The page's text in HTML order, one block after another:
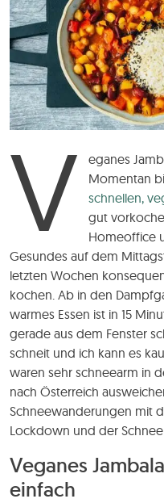
V
eganes
Momentan
schnellen,
gut
Homeoffice
Gesundes auf dem
letzten Wochen
kochen. Ab in den
warmes Essen ist in 15
gerade aus dem Fenster
schneit und ich kann es
waren sehr schneearm in
nach Österreich
Schneewanderungen mit
Lockdown und der
Veganes
einfach